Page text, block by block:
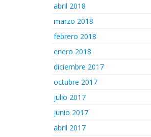
abril 2018
marzo 2018
febrero 2018
enero 2018
diciembre 2017
octubre 2017
julio 2017
junio 2017
abril 2017